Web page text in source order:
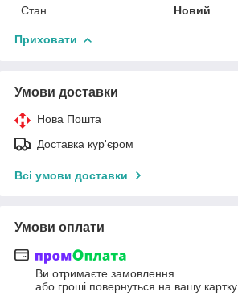
Стан
Новий
Приховати
Умови доставки
Нова Пошта
Доставка кур'єром
Всі умови доставки
Умови оплати
Ви отримаєте замовлення
або гроші повернуться на вашу картку